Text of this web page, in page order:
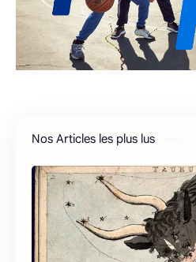
Nos Articles les plus lus